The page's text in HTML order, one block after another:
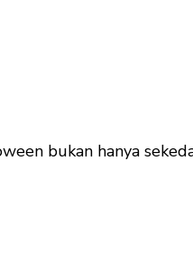
bukan hanya